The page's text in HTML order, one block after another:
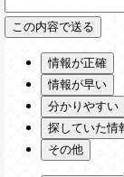
情報が正確
情報が早い
分かりやすい
探していた情
その他